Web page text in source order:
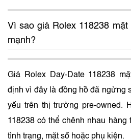
Vì sao giá Rolex 118238
mạnh?
Giá Rolex Day-Date 118238
định vì đây là đồng hồ đã ngừng
yếu trên thị trường pre-owned.
118238 có thể chênh nhau hàng
tình trạng, mặt số hoặc phụ kiện.